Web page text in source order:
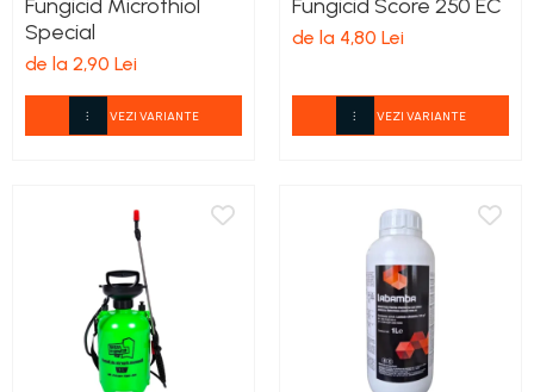
Fungicid Microthiol
Special
de la 2,90 Lei
VEZI VARIANTE
Fungicid Score 250 EC
de la 4,80 Lei
VEZI VARIANTE